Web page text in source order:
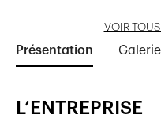
VOIR
Présentation Galerie
L’ENTREPRISE